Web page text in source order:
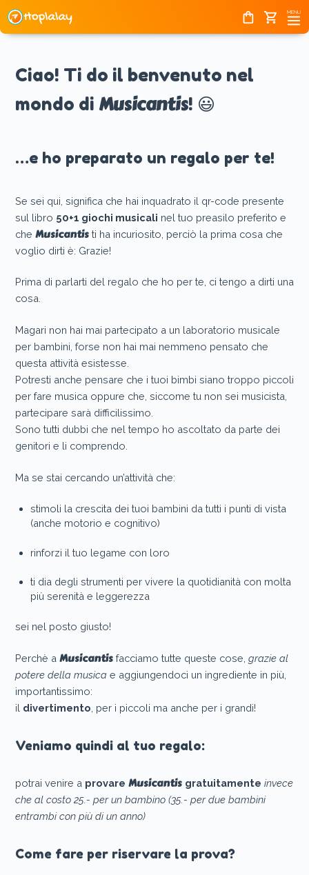
Skip
to
content
shopping_bag shopping_cart MENU
Ciao! Ti do il benvenuto nel
mondo di Musicantis! 😃
…e ho preparato un regalo per te!
Se sei qui, significa che hai inquadrato il qr-code presente
sul libro 50+1 giochi musicali nel tuo preasilo preferito e
che Musicantisti ha incuriosito, perciò la prima cosa che
voglio dirti è: Grazie!
Prima di parlarti del regalo che ho per te, ci tengo a dirti una
cosa.
Magari non hai mai partecipato a un laboratorio musicale
per bambini, forse non hai mai nemmeno pensato che
questa attività esistesse.
Potresti anche pensare che i tuoi bimbi siano troppo piccoli
per fare musica oppure che, siccome tu non sei musicista,
partecipare sarà difficilissimo.
Sono tutti dubbi che nel tempo ho ascoltato da parte dei
genitori e li comprendo.
Ma se stai cercando un’attività che:
stimoli la crescita dei tuoi bambini da tutti i punti di vista
(anche motorio e cognitivo)
rinforzi il tuo legame con loro
ti dia degli strumenti per vivere la quotidianità con molta
più serenità e leggerezza
sei nel posto giusto!
Perchè a Musicantisfacciamo tutte queste cose, grazie al
potere della musicae aggiungendoci un ingrediente in più,
importantissimo:
il divertimento , per i piccoli ma anche per i grandi!
Veniamo quindi al tuo regalo:
potrai venire a provare Musicantis gratuitamente invece
che al costo 25.- per un bambino (35.- per due bambini
entrambi con più di un anno)
Come fare per riservare la prova?